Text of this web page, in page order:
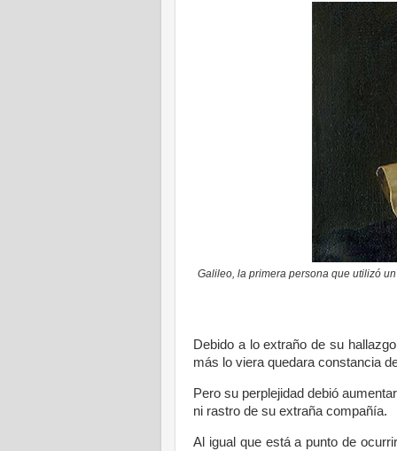
Galileo, la primera persona que utilizó
Debido a lo extraño de su
más lo viera quedara constancia
Pero su perplejidad debió
ni rastro de su extraña compañía.
Al igual que está a punto de